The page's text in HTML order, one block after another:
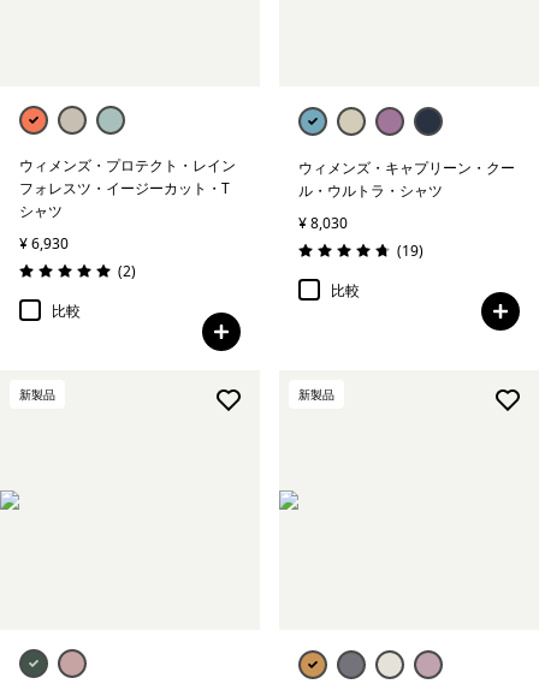
ウィメンズ・プロテクト・レイン
フォレスツ・イージーカット・T
シャツ
¥ 6,930
評価: 5.0 / 5
(2レビュー
)
比較
ウィメンズ・キャプリーン・クー
ル・ウルトラ・シャツ
¥ 8,030
評価: 4.7 / 5
(19レビュー
)
比較
新製品 新製品